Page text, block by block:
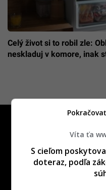
Celý život si to robil zle:
neskladuj v komore, inak
Víta ťa
S cieľom
doteraz, podľa